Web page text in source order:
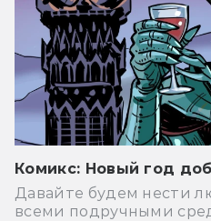
Комикс: Новый год
Давайте будем нести
всеми подручными